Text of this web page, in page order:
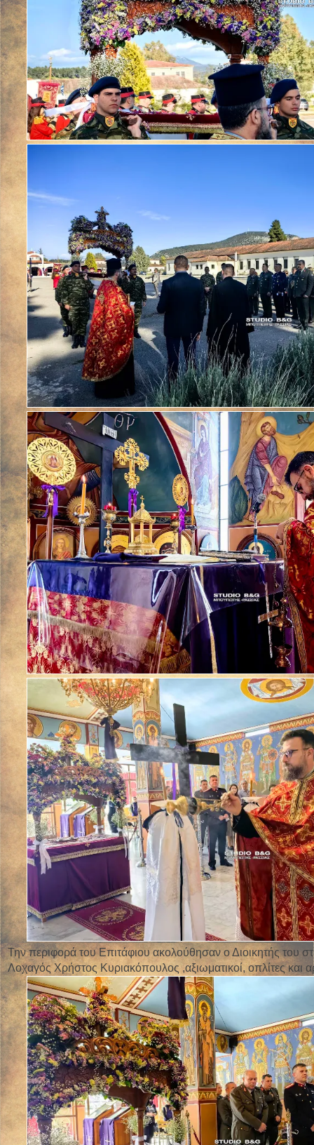
Την περιφορά του Επιτάφιου ακολούθησαν ο Διοικητής του
Λοχαγός Χρήστος Κυριακόπουλος ,αξιωματικοί, οπλίτες και